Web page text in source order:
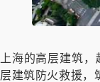
上海的高层建筑
层建筑防火救援，